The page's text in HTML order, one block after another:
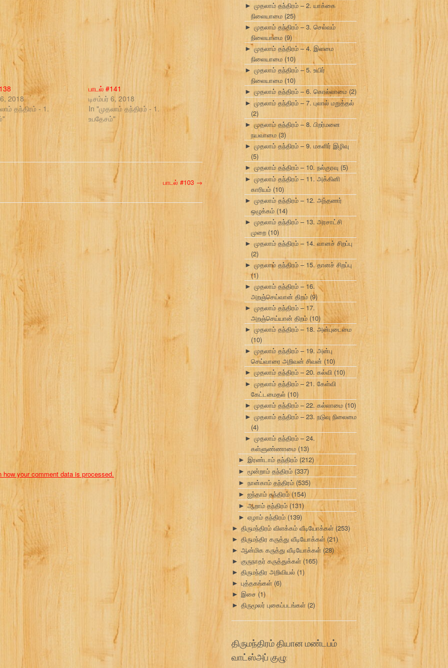
2018
தந்திரம் - 1.
பாடல் #141
டிசம்பர் 6, 2018
In "முதலாம் தந்திரம் - 1.
உபதேசம்"
பாடல் #103 →
how your comment data is processed.
► முதலாம் தந்திரம் – 2. யாக்கை
நிலையாமை (25)
► முதலாம் தந்திரம் – 3. செல்வம்
நிலையாமை (9)
► முதலாம் தந்திரம் – 4. இளமை
நிலையாமை (10)
► முதலாம் தந்திரம் – 5. உயிர்
நிலையாமை (10)
► முதலாம் தந்திரம் – 6. கொல்லாமை (2)
► முதலாம் தந்திரம் – 7. புலால் மறுத்தல்
(2)
► முதலாம் தந்திரம் – 8. பிறர்மனை
நயவாமை (3)
► முதலாம் தந்திரம் – 9. மகளிர் இழிவு
(5)
► முதலாம் தந்திரம் – 10. நல்குரவு (5)
► முதலாம் தந்திரம் – 11. அக்கினி
காரியம் (10)
► முதலாம் தந்திரம் – 12. அந்தணர்
ஒழுக்கம் (14)
► முதலாம் தந்திரம் – 13. அரசாட்சி
முறை (10)
► முதலாம் தந்திரம் – 14. வானச் சிறப்பு
(2)
► முதலாம் தந்திரம் – 15. தானச் சிறப்பு
(1)
► முதலாம் தந்திரம் – 16.
அறஞ்செய்வான் திறம்(9)
► முதலாம் தந்திரம் – 17.
அறஞ்செய்யான் திறம் (10)
► முதலாம் தந்திரம் – 18. அன்புடைமை
(10)
► முதலாம் தந்திரம் – 19. அன்பு
செய்வாரை அறிவன் சிவன் (10)
► முதலாம் தந்திரம் – 20. கல்வி (10)
► முதலாம் தந்திரம் – 21. கேள்வி
கேட்டமைதல் (10)
► முதலாம் தந்திரம் – 22. கல்லாமை (10)
► முதலாம் தந்திரம் – 23. நடுவு நிலைமை
(4)
► முதலாம் தந்திரம் – 24.
கள்ளுண்ணாமை(13)
► இரண்டாம் தந்திரம் (212)
► மூன்றாம் தந்திரம் (337)
► நான்காம் தந்திரம் (535)
► ஐந்தாம் தந்திரம்(154)
► ஆறாம் தந்திரம் (131)
► ஏழாம் தந்திரம் (139)
► திருமந்திரம் விளக்கம் வீடியோக்கள் (253)
► திருமந்திர கருத்து வீடியோக்கள்(21)
► ஆன்மிக கருத்து வீடியோக்கள் (28)
► குருநாதர் கருத்துக்கள் (165)
► திருமந்திர அறிவியல் (1)
► புத்தகங்கள் (6)
► இசை (1)
► திருமூலர் புகைப்படங்கள் (2)
திருமந்திரம் தியான மண்டபம்
வாட்ஸ்அப் குழு: